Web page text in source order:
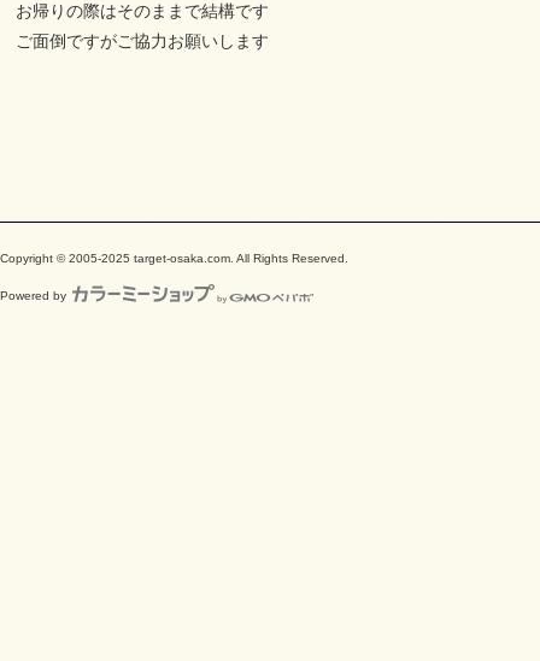
お帰りの際はそのままで結構です
ご面倒ですがご協力お願いします
Copyright © 2005-2025 target-osaka.com. All Rights Reserved.
Powered by